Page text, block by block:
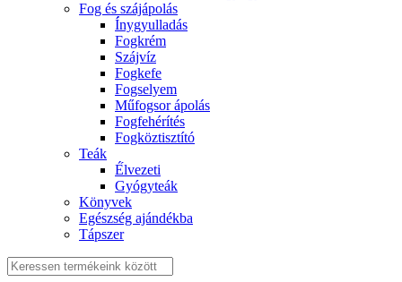
Fog és szájápolás
Í́nygyulladás
Fogkrém
Szájvíz
Fogkefe
Fogselyem
Műfogsor ápolás
Fogfehérítés
Fogköztisztító
Teák
É́lvezeti
Gyógyteák
Könyvek
Egészség ajándékba
Tápszer